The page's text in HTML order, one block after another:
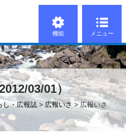
機能 メニュー
03/01）
し・広報誌 > 広報いさ> 広報いさ